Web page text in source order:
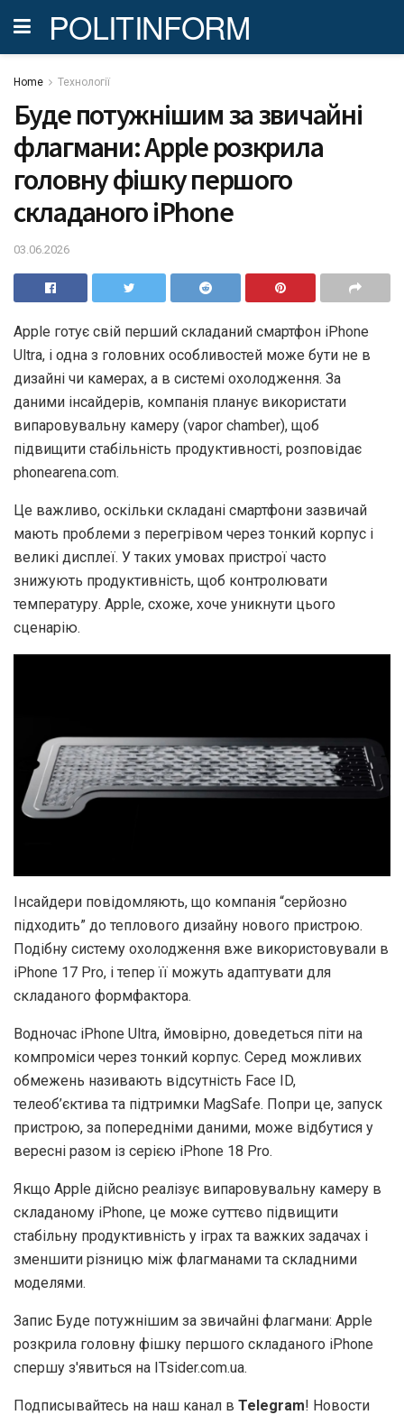
POLITINFORM
Home Технології
Буде потужнішим за звичайні
флагмани: Apple розкрила
головну фішку першого
складаного iPhone
03.06.2026
Apple готує свій перший складаний смартфон iPhone
Ultra, і одна з головних особливостей може бути не в
дизайні чи камерах, а в системі охолодження. За
даними інсайдерів, компанія планує використати
випаровувальну камеру (vapor chamber), щоб
підвищити стабільність продуктивності, розповідає
phonearena.com.
Це важливо, оскільки складані смартфони зазвичай
мають проблеми з перегрівом через тонкий корпус і
великі дисплеї. У таких умовах пристрої часто
знижують продуктивність, щоб контролювати
температуру. Apple, схоже, хоче уникнути цього
сценарію.
Інсайдери повідомляють, що компанія “серйозно
підходить” до теплового дизайну нового пристрою.
Подібну систему охолодження вже використовували в
iPhone 17 Pro, і тепер її можуть адаптувати для
складаного формфактора.
Водночас iPhone Ultra, ймовірно, доведеться піти на
компроміси через тонкий корпус. Серед можливих
обмежень називають відсутність Face ID,
телеоб’єктива та підтримки MagSafe. Попри це, запуск
пристрою, за попередніми даними, може відбутися у
вересні разом із серією iPhone 18 Pro.
Якщо Apple дійсно реалізує випаровувальну камеру в
складаному iPhone, це може суттєво підвищити
стабільну продуктивність у іграх та важких задачах і
зменшити різницю між флагманами та складними
моделями.
Запис Буде потужнішим за звичайні флагмани: Apple
розкрила головну фішку першого складаного iPhone
спершу з'явиться на ITsider.com.ua.
Подписывайтесь на наш канал в Telegram! Новости